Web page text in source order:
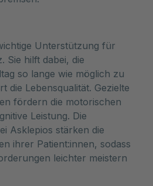
Unterstützung für
Sie hilft dabei, die
so lange wie möglich zu
die Lebensqualität. Gezielte
fördern die motorischen
Leistung. Die
Asklepios stärken die
ihrer Patient:innen, sodass
leichter meistern